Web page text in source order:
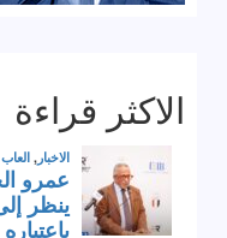
الاكثر قراءة